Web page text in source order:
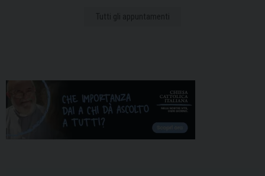
Tutti gli appuntamenti